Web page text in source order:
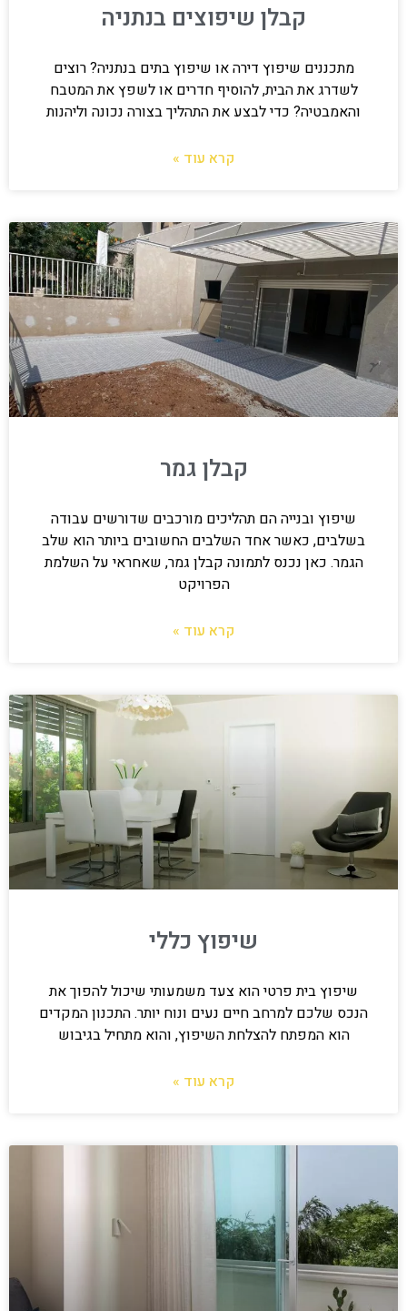
קבלן שיפוצים בנתניה
מתכננים שיפוץ דירה או שיפוץ בתים בנתניה? רוצים
לשדרג את הבית, להוסיף חדרים או לשפץ את המטבח
והאמבטיה? כדי לבצע את התהליך בצורה נכונה וליהנות
קרא עוד »
קבלן גמר
שיפוץ ובנייה הם תהליכים מורכבים שדורשים עבודה
בשלבים, כאשר אחד השלבים החשובים ביותר הוא שלב
הגמר. כאן נכנס לתמונה קבלן גמר, שאחראי על השלמת
הפרויקט
קרא עוד »
שיפוץ כללי
שיפוץ בית פרטי הוא צעד משמעותי שיכול להפוך את
הנכס שלכם למרחב חיים נעים ונוח יותר. התכנון המקדים
הוא המפתח להצלחת השיפוץ, והוא מתחיל בגיבוש
קרא עוד »